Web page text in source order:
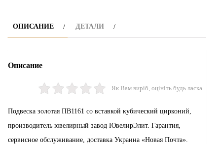
ОПИСАНИЕ ДЕТАЛИ
Описание
Як Вам виріб, оцініть будь ласка
Подвеска золотая ПВ1161 со вставкой кубический цирконий,
производитель ювелирный завод ЮвелирЭлит. Гарантия,
сервисное обслуживание, доставка Украина «Новая Почта».